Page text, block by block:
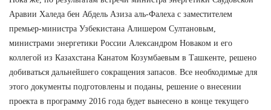
Аравии Халеда бен Абдель Азиза аль-Фалеха с заместителем
премьер-министра Узбекистана Алишером Султановым,
министрами энергетики России Александром Новаком и его
коллегой из Казахстана Канатом Козумбаевым в Ташкенте, решено
добиваться дальнейшего сокращения запасов. Все необходимые для
этого документы подготовлены и поданы, решение о внесении
проекта в программу 2016 года будет вынесено в конце текущего